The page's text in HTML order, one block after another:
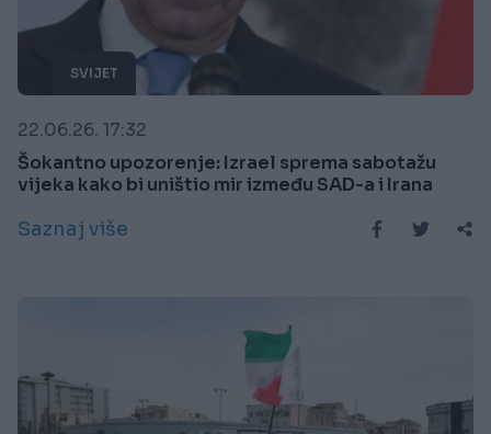
SVIJET
22.06.26. 17:32
Šokantno upozorenje: Izrael sprema sabotažu
vijeka kako bi uništio mir između SAD-a i Irana
Saznaj više